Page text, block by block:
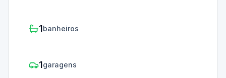
1banheiros
1garagens